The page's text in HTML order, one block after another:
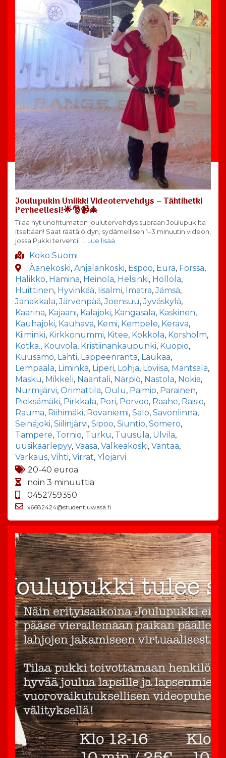
Joulupukin Uniikki Videotervehdys – Tähtihetki
Perheellesi!🌟🎅📹🎄
Tilaa nyt unohtumaton joulutervehdys suoraan Joulupukilta
itseltään! Saat räätälöidyn, sydämellisen 1–3 minuutin videon,
jossa Pukki tervehtii … Lue lisää
Koko Suomi
Äänekoski, Anjalankoski, Espoo, Eura, Forssa,
Halikko, Hamina, Heinola, Helsinki, Hollola,
Huittinen, Hyvinkää, Iisalmi, Imatra,Jämsä,
Janakkala,Järvenpää,Joensuu,Jyväskylä,
Kaarina, Kajaani, Kalajoki, Kangasala, Kaskinen,
Kauhajoki, Kauhava, Kemi, Kempele, Kerava,
Kiiminki, Kirkkonummi, Kitee, Kokkola, Korsholm,
Kotka., Kouvola, Kristiinankaupunki, Kuopio,
Kuusamo, Lahti, Lappeenranta, Laukaa,
Lempäälä, Liminka, Liperi, Lohja, Loviisa, Mäntsälä,
Masku, Mikkeli, Naantali, Närpiö, Nastola, Nokia,
Nurmijärvi, Orimattila, Oulu, Paimio, Parainen,
Pieksämäki, Pirkkala, Pori, Porvoo, Raahe, Raisio,
Rauma, Riihimäki, Rovaniemi, Salo, Savonlinna,
Seinäjoki, Siilinjärvi, Sipoo, Siuntio, Somero,
Tampere, Tornio, Turku, Tuusula, Ulvila,
uusikaarlepyy, Vaasa, Valkeakoski, Vantaa,
Varkaus, Vihti, Virrat, Ylöjärvi
20-40 euroa
noin 3 minuuttia
0452759350
x6682424@student.uwasa.fi